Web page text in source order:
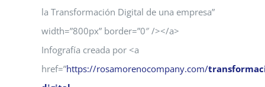
la Transformación Digital de una empresa”
width=”800px” border=”0″ /></a>
Infografía creada por <a
href=”https://rosamorenocompany.com/